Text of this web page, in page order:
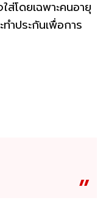
โดยเฉพาะคนอายุ
ำประกันเพื่อการ